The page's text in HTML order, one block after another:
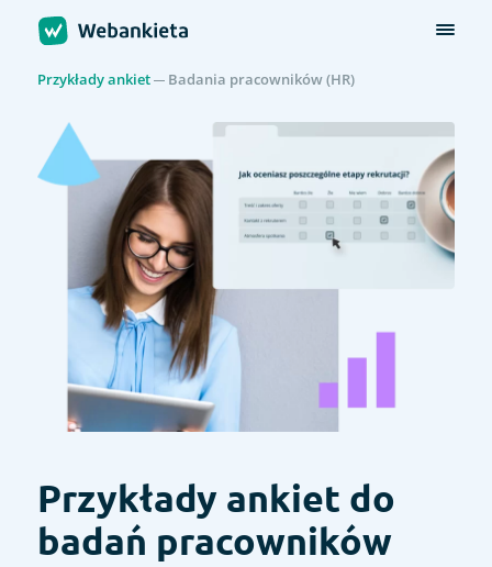
Przykłady ankiet Badania pracowników (HR)
Przykłady ankiet do
badań pracowników